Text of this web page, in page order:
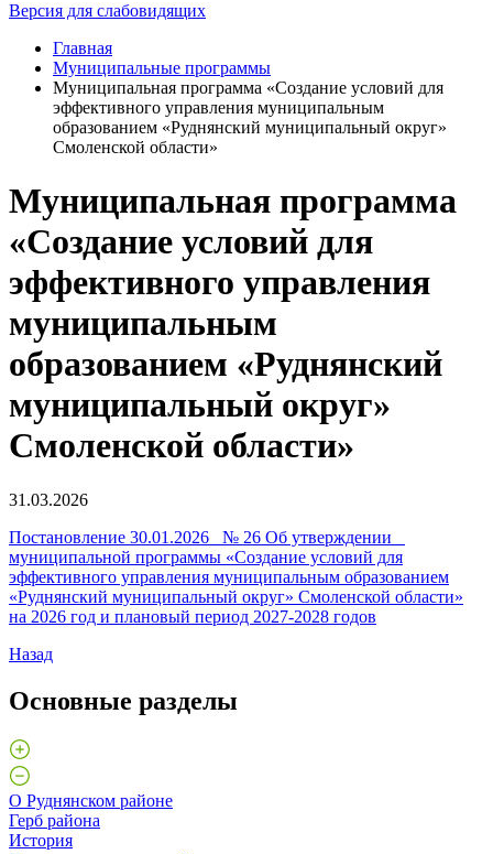
Версия для слабовидящих
Главная
Муниципальные программы
Муниципальная программа «Создание условий для
эффективного управления муниципальным
образованием «Руднянский муниципальный округ»
Смоленской области»
Муниципальная программа
«Создание условий для
эффективного управления
муниципальным
образованием «Руднянский
муниципальный округ»
Смоленской области»
31.03.2026
Постановление 30.01.2026 № 26 Об утверждении
муниципальной программы «Создание условий для
эффективного управления муниципальным образованием
«Руднянский муниципальный округ» Смоленской области»
на 2026 год и плановый период 2027-2028 годов
Назад
Основные разделы
О Руднянском районе
Герб района
История